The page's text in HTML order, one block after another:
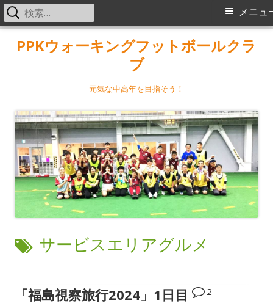
PPKウォーキングフットボールクラ
ブ
元気な中高年を目指そう！
メ
メニュ
検
索:
タ
サービスエリアグルメ
「福島視察旅行2024」1日目 2